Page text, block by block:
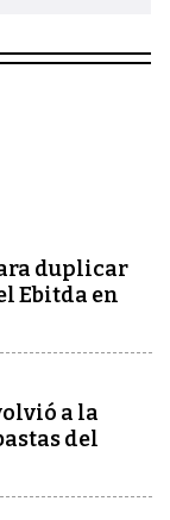
duplicar
Ebitda en
a la
del